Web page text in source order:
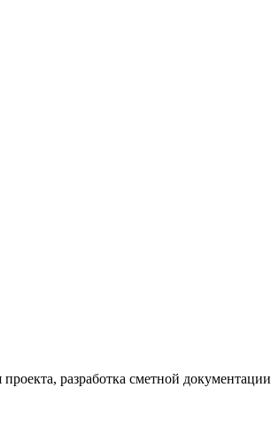
разработка сметной документации